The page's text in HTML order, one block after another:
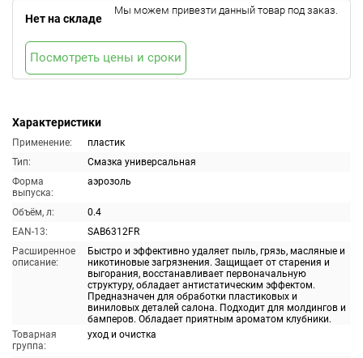
Характеристики
Применение:
пластик
Тип:
Смазка универсальная
Форма
выпуска:
аэрозоль
Объём, л:
0.4
EAN-13:
SAB6312FR
Расширенное
описание:
Быстро и эффективно удаляет пыль, грязь, масляные и
никотиновые загрязнения. Защищает от старения и
выгорания, восстанавливает первоначальную
структуру, обладает антистатическим эффектом.
Предназначен для обработки пластиковых и
виниловых деталей салона. Подходит для молдингов и
бамперов. Обладает приятным ароматом клубники.
Товарная
группа:
уход и очистка
Нет на складе
Мы можем привезти данный товар под заказ.
Посмотреть цены и сроки